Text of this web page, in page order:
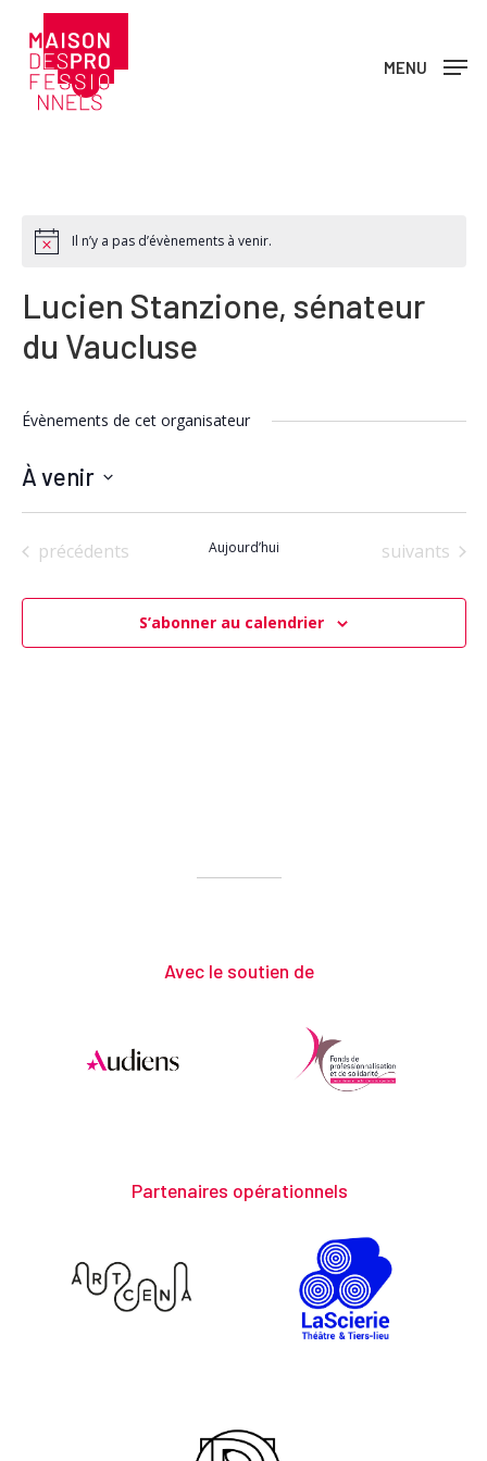
main
content
MENU
Il n’y a pas d’évènements à venir.
Lucien Stanzione, sénateur
du Vaucluse
Évènements de cet organisateur
À venir
Sélectionnez
date.
Évènements
précédents Aujourd’hui Évènements
suivants
S’abonner au calendrier
Avec le soutien de
Partenaires opérationnels